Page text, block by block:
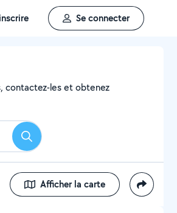
Se connecter
contactez-les et obtenez
Rechercher
Afficher la carte